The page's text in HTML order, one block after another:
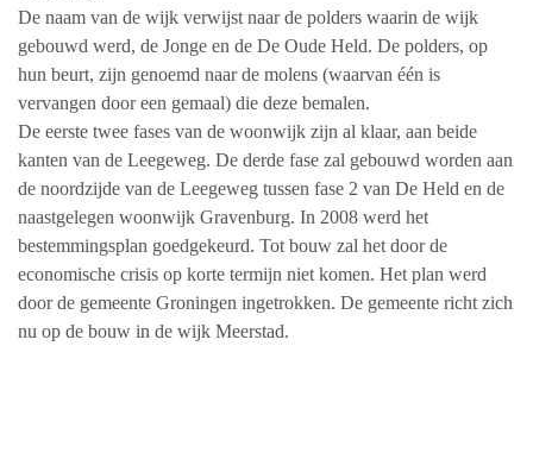
De naam van de wijk verwijst naar de polders waarin de wijk
gebouwd werd, de Jonge en de De Oude Held. De polders, op
hun beurt, zijn genoemd naar de molens (waarvan één is
vervangen door een gemaal) die deze bemalen.
De eerste twee fases van de woonwijk zijn al klaar, aan beide
kanten van de Leegeweg. De derde fase zal gebouwd worden aan
de noordzijde van de Leegeweg tussen fase 2 van De Held en de
naastgelegen woonwijk Gravenburg. In 2008 werd het
bestemmingsplan goedgekeurd. Tot bouw zal het door de
economische crisis op korte termijn niet komen. Het plan werd
door de gemeente Groningen ingetrokken. De gemeente richt zich
nu op de bouw in de wijk Meerstad.